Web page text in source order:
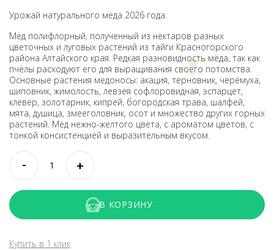
Урожай натурального мёда 2026 года.
Мёд полифлорный, полученный из нектаров разных
цветочных и луговых растений из тайги Красногорского
района Алтайского края. Редкая разновидность мёда, так как
пчёлы расходуют его для выращивания своего потомства.
Основные растения медоносы: акация, терновник, черёмуха,
шиповник, жимолость, левзея софлоровидная, эспарцет,
клевер, золотарник, кипрей, богородская трава, шалфей,
мята, душица, змееголовник, осот и множество других горных
растений. Мёд нежно-желтого цвета, с ароматом цветов, с
тонкой консистенцией и выразительным вкусом.
В КОРЗИНУ
Купить в 1 клик